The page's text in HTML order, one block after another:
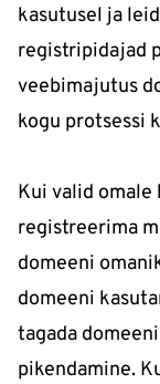
kasutusel ja
registripidajad
veebimajutus
kogu protsessi
Kui valid omale
registreerima
domeeni
domeeni
tagada
pikendamine.